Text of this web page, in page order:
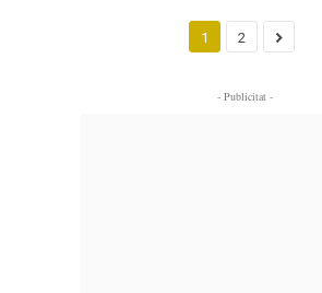
1 2
- Publicitat -